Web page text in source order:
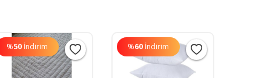
%50 İndirim %60 İndirim